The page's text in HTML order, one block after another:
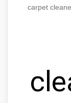
carpet